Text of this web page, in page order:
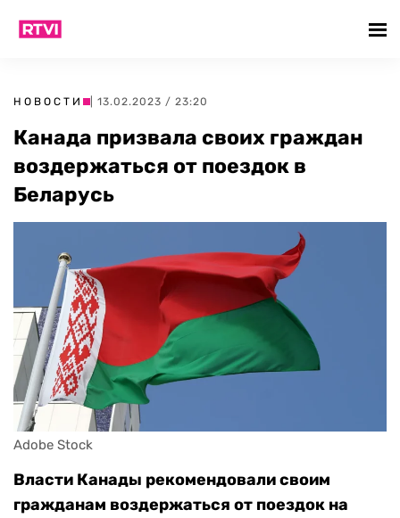
НОВОСТИ | 13.02.2023 / 23:20
Канада призвала своих граждан
воздержаться от поездок в
Беларусь
Adobe Stock
Власти Канады рекомендовали своим
гражданам воздержаться от поездок на